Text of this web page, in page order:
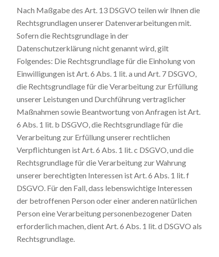
Nach Maßgabe des Art. 13 DSGVO teilen wir Ihnen die
Rechtsgrundlagen unserer Datenverarbeitungen mit.
Sofern die Rechtsgrundlage in der
Datenschutzerklärung nicht genannt wird, gilt
Folgendes: Die Rechtsgrundlage für die Einholung von
Einwilligungen ist Art. 6 Abs. 1 lit. a und Art. 7 DSGVO,
die Rechtsgrundlage für die Verarbeitung zur Erfüllung
unserer Leistungen und Durchführung vertraglicher
Maßnahmen sowie Beantwortung von Anfragen ist Art.
6 Abs. 1 lit. b DSGVO, die Rechtsgrundlage für die
Verarbeitung zur Erfüllung unserer rechtlichen
Verpflichtungen ist Art. 6 Abs. 1 lit. c DSGVO, und die
Rechtsgrundlage für die Verarbeitung zur Wahrung
unserer berechtigten Interessen ist Art. 6 Abs. 1 lit. f
DSGVO. Für den Fall, dass lebenswichtige Interessen
der betroffenen Person oder einer anderen natürlichen
Person eine Verarbeitung personenbezogener Daten
erforderlich machen, dient Art. 6 Abs. 1 lit. d DSGVO als
Rechtsgrundlage.